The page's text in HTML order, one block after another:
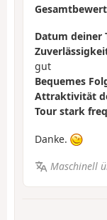
Datum deiner
gut
Bequemes
Attraktivität
Tour stark
Danke.
Maschinell